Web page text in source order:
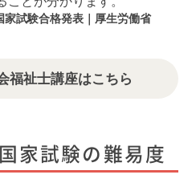
家試験合格発表｜厚生労働省
福祉士講座はこちら
家試験の難易度